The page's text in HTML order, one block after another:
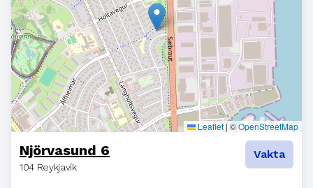
Leaflet | ©OpenStreetMap
Njörvasund 6
104 Reykjavík
Vakta